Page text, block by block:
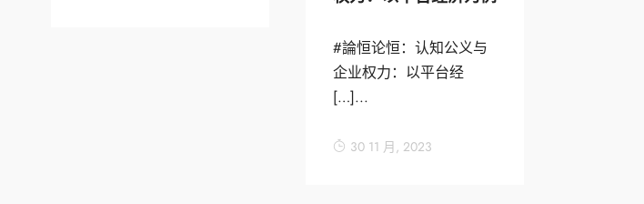
#論恒论恒：认知公义与
企业权力：以平台经
[…]...
30 11 月, 2023